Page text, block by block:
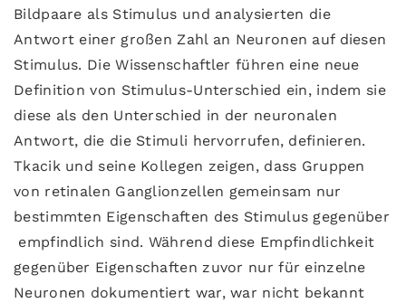
Bildpaare als Stimulus und analysierten die
Antwort einer großen Zahl an Neuronen auf diesen
Stimulus. Die Wissenschaftler führen eine neue
Definition von Stimulus-Unterschied ein, indem sie
diese als den Unterschied in der neuronalen
Antwort, die die Stimuli hervorrufen, definieren.
Tkacik und seine Kollegen zeigen, dass Gruppen
von retinalen Ganglionzellen gemeinsam nur
bestimmten Eigenschaften des Stimulus gegenüber
empfindlich sind. Während diese Empfindlichkeit
gegenüber Eigenschaften zuvor nur für einzelne
Neuronen dokumentiert war, war nicht bekannt